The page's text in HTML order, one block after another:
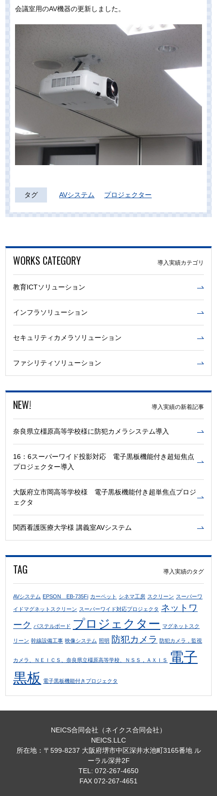
会議室用のAV機器の更新しました。
タグ AVシステム プロジェクター
WORKS CATEGORY 導入実績カテゴリ
教育ICTソリューション
インフラソリューション
セキュリティカメラソリューション
ファシリティソリューション
NEW! 導入実績の新着記事
奈良県立橿原高等学校様に防犯カメラシステム導入
16：6スーパーワイド投影対応 電子黒板機能付き超短焦点
プロジェクター導入
大阪府立市岡高等学校様 電子黒板機能付き超単焦点プロジ
ェクタ
関西看護医療大学様 講義室AVシステム
TAG 導入実績のタグ
AVシステム EPSON EB-735Fi カーペット シネマ工房 スクリーン スーパーワ
イドマグネットスクリーン スーパーワイド対応プロジェクタ ネットワ
ーク
パステルボード プロジェクター マグネットスク
リーン 幹線設備工事 映像システム 照明 防犯カメラ 防犯カメラ，監視
カメラ、ＮＥＩＣＳ、奈良県立橿原高等学校、ＮＳＳ，ＡＸＩＳ
電子
黒板
電子黒板機能付きプロジェクタ
NEICS合同会社（ネイクス合同会社）
NEICS.LLC
所在地：〒599-8237 大阪府堺市中区深井水池町3165番地 ル
ーラル深井2F
TEL: 072-267-4650
FAX 072-267-4651